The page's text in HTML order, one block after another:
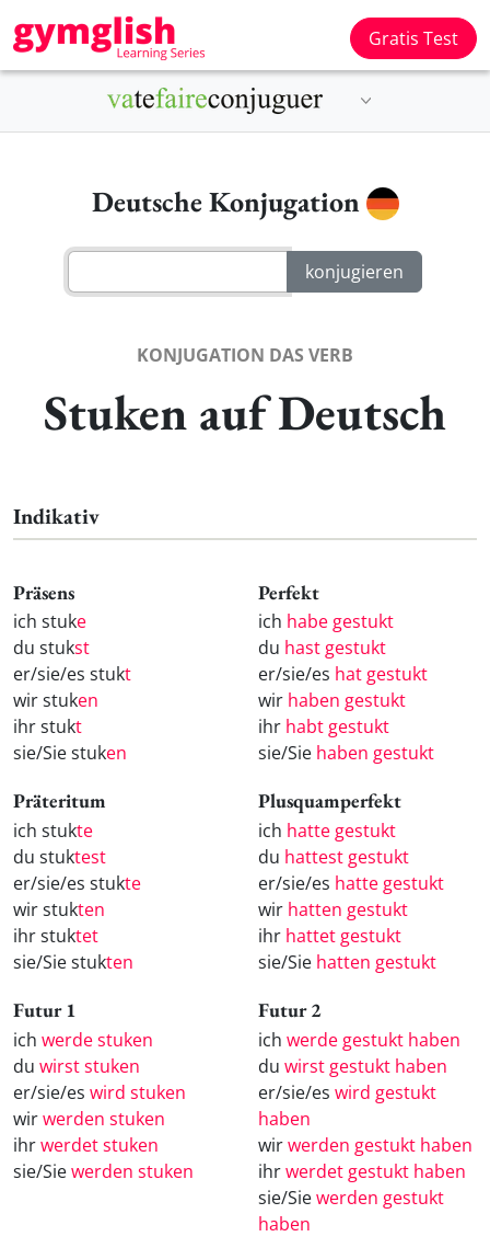
Gratis Test
Deutsche Konjugation
KONJUGATION DAS VERB
Stuken auf Deutsch
Indikativ
Präsens
ich stuke
du stukst
er/sie/es stukt
wir stuken
ihr stukt
sie/Sie stuken
Perfekt
ich habe gestukt
du hast gestukt
er/sie/es hat gestukt
wir haben gestukt
ihr habt gestukt
sie/Sie haben gestukt
Präteritum
ich stukte
du stuktest
er/sie/es stukte
wir stukten
ihr stuktet
sie/Sie stukten
Plusquamperfekt
ich hatte gestukt
du hattest gestukt
er/sie/es hatte gestukt
wir hatten gestukt
ihr hattet gestukt
sie/Sie hatten gestukt
Futur 1
ich werde stuken
du wirst stuken
er/sie/es wird stuken
wirwerden stuken
ihrwerdet stuken
sie/Siewerden stuken
Futur 2
ich werde gestukt haben
du wirst gestukt haben
er/sie/es wird gestukt
haben
wirwerden gestukt haben
ihrwerdet gestukt haben
sie/Siewerden gestukt
haben